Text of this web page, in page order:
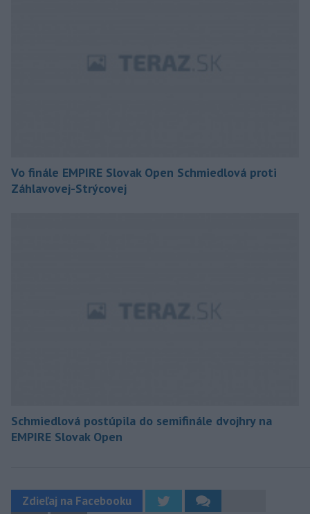
Vo finále EMPIRE Slovak Open Schmiedlová proti
Záhlavovej-Strýcovej
Schmiedlová postúpila do semifinále dvojhry na
EMPIRE Slovak Open
Zdieľaj na Facebooku